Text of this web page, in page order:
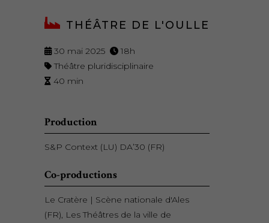
THÉÂTRE DE L'OULLE
30 mai 2025
18h
Théâtre pluridisciplinaire
40 min
Production
S&P Context (LU) DA’30 (FR)
Co-productions
Le Cratère | Scène nationale d'Ales
(FR), Les Théâtres de la ville de